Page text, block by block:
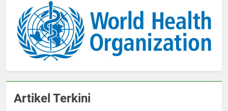
Artikel Terkini